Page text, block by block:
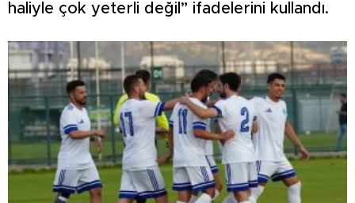
haliyle çok yeterli değil” ifadelerini kullandı.